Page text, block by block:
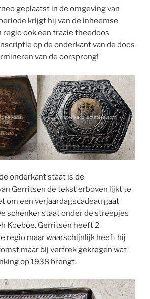
geplaatst in de omgeving van
krijgt hij van de inheemse
regio ook een fraaie theedoos
op de onderkant van de doos
van de oorsprong!
onderkant staat is de
Gerritsen de tekst erboven lijkt te
om een verjaardagscadeau gaat
schenker staat onder de streepjes
Koeboe. Gerritsen heeft 2
regio maar waarschijnlijk heeft hij
maar bij vertrek gekregen wat
op 1938 brengt.